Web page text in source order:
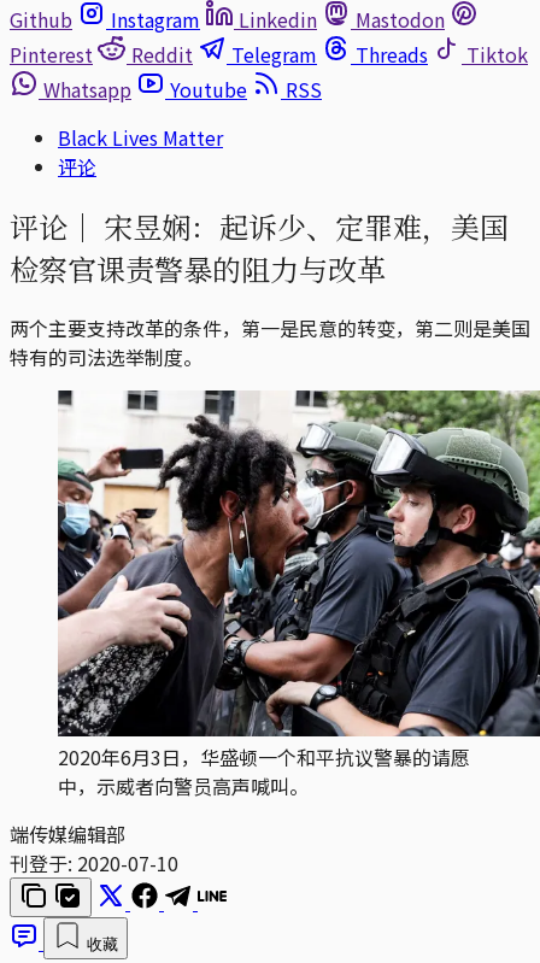
Github
Instagram Linkedin
Mastodon
Pinterest
Reddit Telegram Threads
Tiktok
Whatsapp
Youtube
RSS
Black Lives Matter
评论
评论｜ 宋昱娴：起诉少、定罪难，美国
检察官课责警暴的阻力与改革
两个主要支持改革的条件，第一是民意的转变，第二则是美国
特有的司法选举制度。
2020年6月3日，华盛顿一个和平抗议警暴的请愿
中，示威者向警员高声喊叫。
端传媒编辑部
刊登于: 2020-07-10
收藏